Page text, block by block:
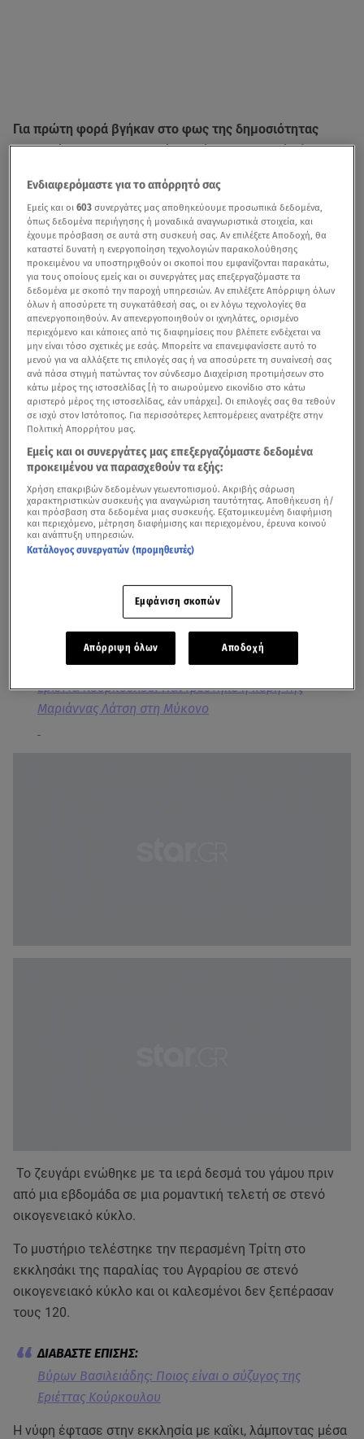
Για πρώτη φορά βγήκαν στο φως της δημοσιότητας
αδημοσίευτες φωτογραφίες από τον λαμπερό γάμο της
Κούρκουλου,Εριέττας Κούρκουλου
της Βύρωνα Βασιλειάδη στη Μύκονο.
Εριέττα Κούρκουλου: Παντρεύτηκε η κόρη της
Μαριάννας Λάτση στη Μύκονο
Το ζευγάρι ενώθηκε με τα ιερά δεσμά του γάμου πριν
από μια εβδομάδα σε μια ρομαντική τελετή σε στενό
οικογενειακό κύκλο.
Το μυστήριο τελέστηκε την περασμένη Τρίτη στο
εκκλησάκι της παραλίας του Αγραρίου σε στενό
οικογενειακό κύκλο και οι καλεσμένοι δεν ξεπέρασαν
τους 120.
Βύρων Βασιλειάδης: Ποιος είναι ο σύζυγος της
Εριέττας Κούρκουλου
Η νύφη έφτασε στην εκκλησία με καΐκι, λάμποντας μέσα
Ενδιαφερόμαστε για το απόρρητό σας
Εμείς και οι603 συνεργάτες μας αποθηκεύουμε προσωπικά δεδομένα,
όπως δεδομένα περιήγησης ή μοναδικά αναγνωριστικά στοιχεία, και
έχουμε πρόσβαση σε αυτά στη συσκευή σας. Αν επιλέξετε Αποδοχή, θα
καταστεί δυνατή η ενεργοποίηση τεχνολογιών παρακολούθησης
προκειμένου να υποστηριχθούν οι σκοποί που εμφανίζονται παρακάτω,
για τους οποίους εμείς και οι συνεργάτες μας επεξεργαζόμαστε τα
δεδομένα με σκοπό την παροχή υπηρεσιών. Αν επιλέξετε Απόρριψη όλων
όλων ή αποσύρετε τη συγκατάθεσή σας, οι εν λόγω τεχνολογίες θα
απενεργοποιηθούν. Αν απενεργοποιηθούν οι ιχνηλάτες, ορισμένο
περιεχόμενο και κάποιες από τις διαφημίσεις που βλέπετε ενδέχεται να
μην είναι τόσο σχετικές με εσάς. Μπορείτε να επανεμφανίσετε αυτό το
μενού για να αλλάξετε τις επιλογές σας ή να αποσύρετε τη συναίνεσή σας
ανά πάσα στιγμή πατώντας τον σύνδεσμο Διαχείριση προτιμήσεων στο
κάτω μέρος της ιστοσελίδας [ή το αιωρούμενο εικονίδιο στο κάτω
αριστερό μέρος της ιστοσελίδας, εάν υπάρχει]. Οι επιλογές σας θα τεθούν
σε ισχύ στον Ιστότοπος. Για περισσότερες λεπτομέρειες ανατρέξτε στην
Πολιτική Απορρήτου μας.
Εμείς και οι συνεργάτες μας επεξεργαζόμαστε δεδομένα
προκειμένου να παρασχεθούν τα εξής:
Χρήση επακριβών δεδομένων γεωεντοπισμού. Ακριβής σάρωση
χαρακτηριστικών συσκευής για αναγνώριση ταυτότητας. Αποθήκευση ή/
και πρόσβαση στα δεδομένα μιας συσκευής. Εξατομικευμένη διαφήμιση
και περιεχόμενο, μέτρηση διαφήμισης και περιεχομένου, έρευνα κοινού
και ανάπτυξη υπηρεσιών.
Κατάλογος συνεργατών (προμηθευτές)
Εμφάνιση σκοπών
Απόρριψη όλων Αποδοχή